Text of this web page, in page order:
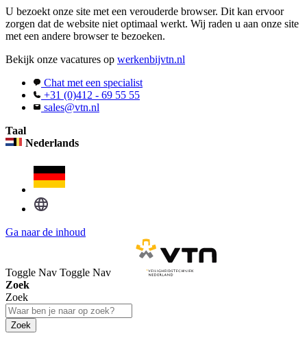
U bezoekt onze site met een verouderde browser. Dit kan ervoor
zorgen dat de website niet optimaal werkt. Wij raden u aan onze site
met een andere browser te bezoeken.
Bekijk onze vacatures op werkenbijvtn.nl
Chat met een specialist
+31 (0)412 - 69 55 55
sales@vtn.nl
Taal
Nederlands
Ga naar de inhoud
Toggle Nav Toggle Nav
Zoek
Zoek
Zoek